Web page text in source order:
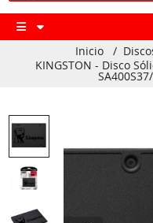
Inicio /
KINGSTON - Disco